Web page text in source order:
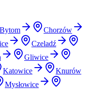
Bytom
Chorzów
Czeladź
Gliwice
Katowice
Knurów
Mysłowice